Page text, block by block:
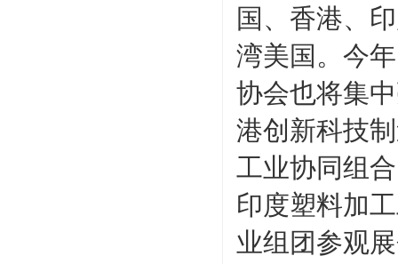
国、香港、
湾美国。今
协会也将集
港创新科技
工业协同组
印度塑料加
业组团参观